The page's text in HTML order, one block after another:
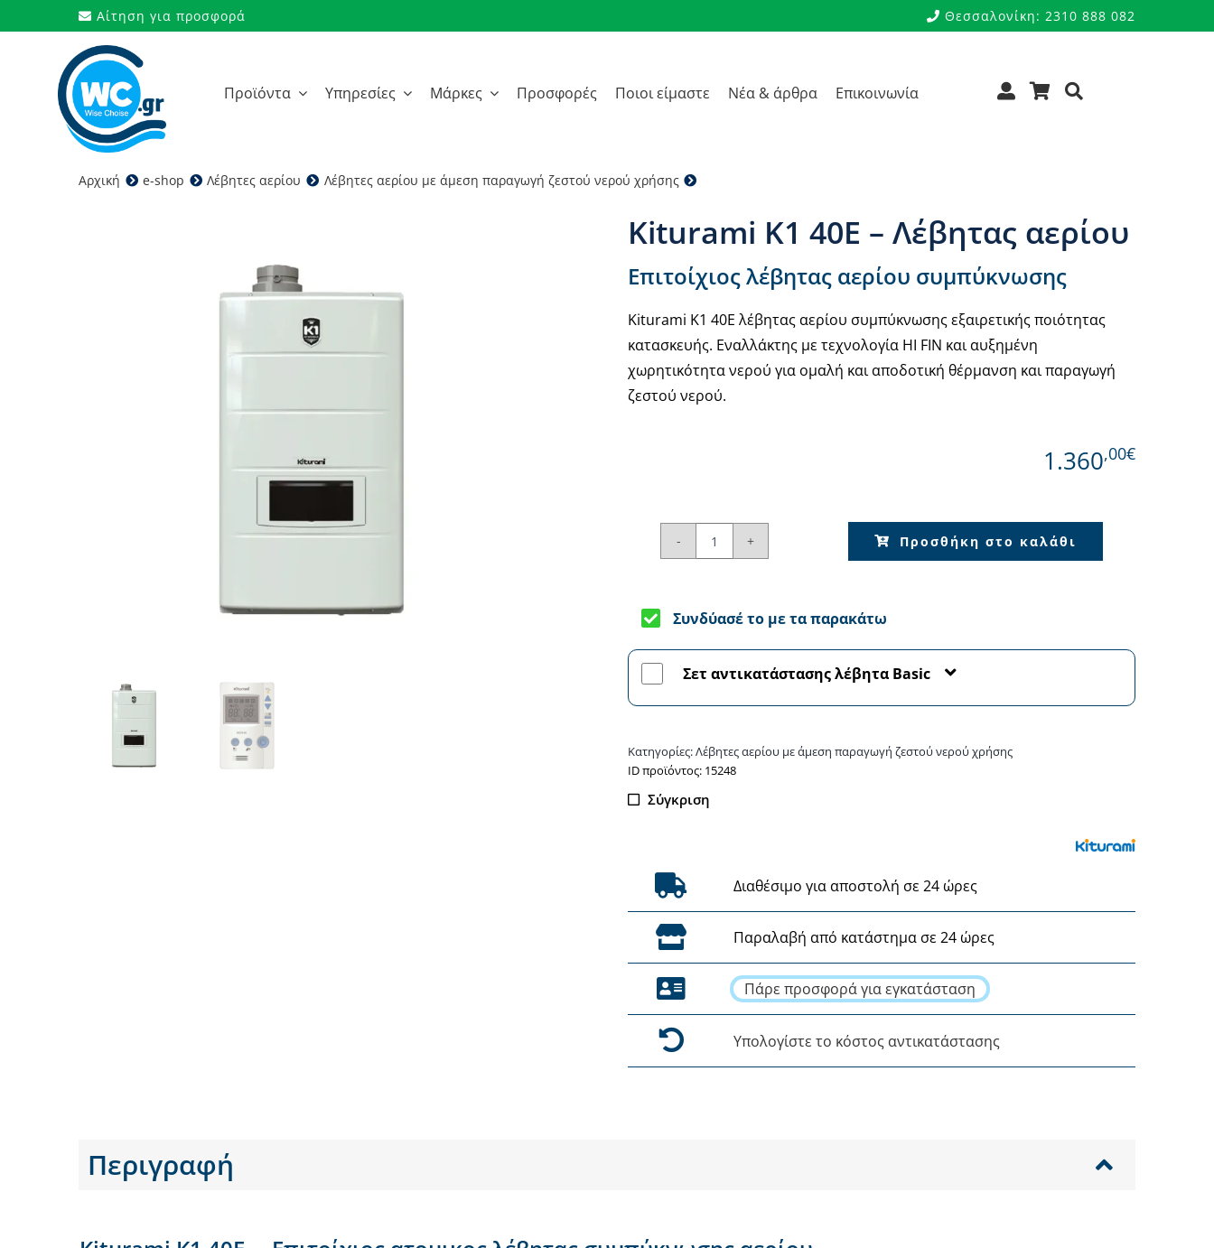
στο
περιεχόμενο
Αίτηση για προσφορά Θεσσαλονίκη: 2310 888 082
Προϊόντα Υπηρεσίες Μάρκες Προσφορές Ποιοι είμαστε Νέα & άρθρα Επικοινωνία
Αρχική e-shop Λέβητες αερίου Λέβητες αερίου με άμεση παραγωγή ζεστού νερού χρήσης
Kiturami K1 40E – Λέβητας αερίου
Επιτοίχιος λέβητας αερίου συμπύκνωσης
Kiturami K1 40E λέβητας αερίου συμπύκνωσης εξαιρετικής ποιότητας
κατασκευής. Εναλλάκτης με τεχνολογία HI FIN και αυξημένη
χωρητικότητα νερού για ομαλή και αποδοτική θέρμανση και παραγωγή
ζεστού νερού.
1.360,00€
Kiturami
-
Προσθήκη στο καλάθι
Συνδύασέ το με τα παρακάτω
Σετ αντικατάστασης λέβητα Basic
Κατηγορίες:Λέβητες αερίου με άμεση παραγωγή ζεστού νερού χρήσης
ΙD προϊόντος: 15248
Σύγκριση
Διαθέσιμο για αποστολή σε 24 ώρες
Παραλαβή από κατάστημα σε 24 ώρες
Πάρε προσφορά για εγκατάσταση
Υπολογίστε το κόστος αντικατάστασης
Περιγραφή